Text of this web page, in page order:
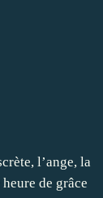
l’ange, la
de grâce